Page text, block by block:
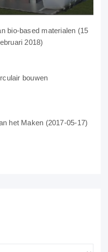
bio-based materialen (15
2018)
bouwen
het Maken (2017-05-17)